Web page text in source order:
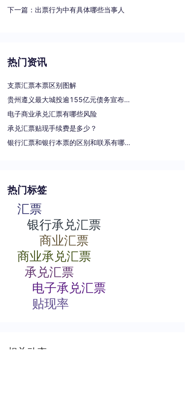
下一篇： 出票行为中有具体哪些当事人
热门资讯
支票汇票本票区别图解
贵州遵义最大城投逾155亿元债务宣布重组
电子商业承兑汇票有哪些风险
承兑汇票贴现手续费是多少？
银行汇票和银行本票的区别和联系有哪些（一文读懂支票、本票和汇票的区别）
热门标签
汇票
银行承兑汇票
商业汇票
商业承兑汇票
承兑汇票
电子承兑汇票
贴现率
相关动态